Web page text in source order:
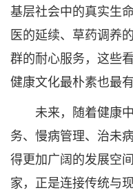
基层社会中的真实生
医的延续、草药调养
群的耐心服务，这些
健康文化最朴素也最
未来，随着健康中
务、慢病管理、治未
得更加广阔的发展空
家，正是连接传统与